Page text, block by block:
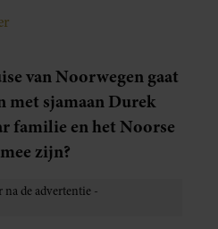
van Noorwegen gaat
met sjamaan Durek
familie en het Noorse
zijn?